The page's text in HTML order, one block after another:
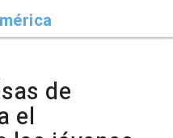
mérica
de
el